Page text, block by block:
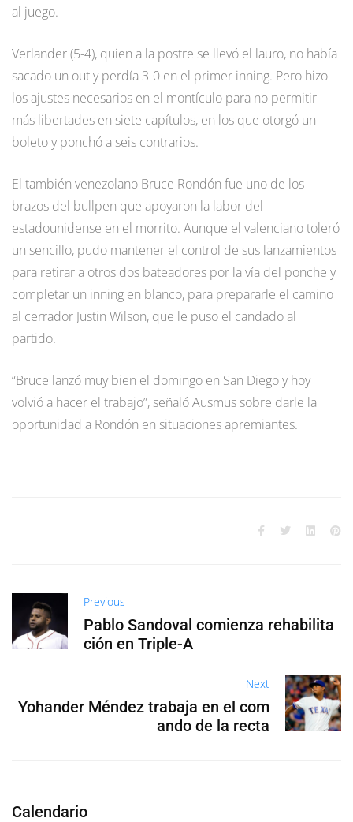
al juego.
Verlander (5-4), quien a la postre se llevó el lauro, no había
sacado un out y perdía 3-0 en el primer inning. Pero hizo
los ajustes necesarios en el montículo para no permitir
más libertades en siete capítulos, en los que otorgó un
boleto y ponchó a seis contrarios.
El también venezolano Bruce Rondón fue uno de los
brazos del bullpen que apoyaron la labor del
estadounidense en el morrito. Aunque el valenciano toleró
un sencillo, pudo mantener el control de sus lanzamientos
para retirar a otros dos bateadores por la vía del ponche y
completar un inning en blanco, para prepararle el camino
al cerrador Justin Wilson, que le puso el candado al
partido.
“Bruce lanzó muy bien el domingo en San Diego y hoy
volvió a hacer el trabajo”, señaló Ausmus sobre darle la
oportunidad a Rondón en situaciones apremiantes.
Previous
Pablo Sandoval comienza rehabilita
ción en Triple-A
Next
Yohander Méndez trabaja en el com
ando de la recta
Calendario